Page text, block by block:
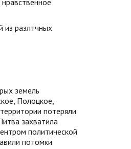
из разлтчных
земель
Полоцкое,
потеряли
захватила
политической
потомки